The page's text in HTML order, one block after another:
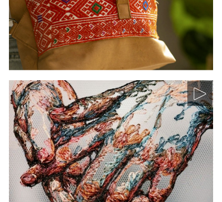
mexicanos: diseños,
materiales, técnicas
Curso: Historia de la pintura mural. Módulo III. La
pintura mexicana en el siglo XX
Bordado contemporáneo:
aplicaciones actuales en el
arte y la ilustración